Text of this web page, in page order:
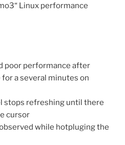
Linux performance
poor performance after
for a several minutes on
stops refreshing until there
cursor
while hotpluging the